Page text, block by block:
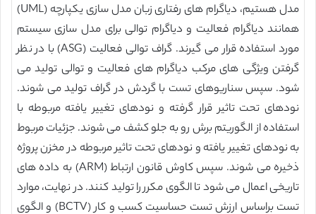
مدل هستیم، دیاگرام های رفتاری زبان مدل سازی یکپارچه (UML)
همانند دیاگرام فعالیت و دیاگرام توالی برای مدل سازی سیستم
مورد استفاده قرار می گیرند. گراف توالی فعالیت (ASG) با در نظر
گرفتن ویژگی های مرکب دیاگرام های فعالیت و توالی تولید می
شود. سپس سناریوهای تست با گردش در گراف تولید می شوند.
نودهای تحت تاثیر قرار گرفته و نودهای تغییر یافته مربوطه با
استفاده از الگوریتم برش رو به جلو کشف می شوند. جزئیات مربوط
به نودهای تغییر یافته و نودهای تحت تاثیر مربوطه در مخزن پروژه
ذخیره می شوند. سپس کاوش قانون ارتباط (ARM) به داده های
تاریخی اعمال می شود تا الگوی مکرر را تولید کنند. در نهایت، موارد
تست براساس ارزش تست حساسیت کسب و کار (BCTV) و الگوی